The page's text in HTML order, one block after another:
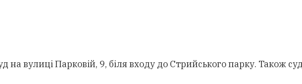
вулиці Парковій, 9, біля входу до Стрийського парку. Також